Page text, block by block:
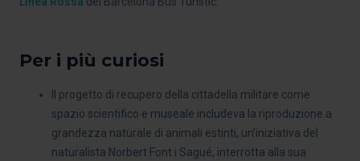
Per i più curiosi
Il progetto di recupero della cittadella militare come
spazio scientifico e museale includeva la riproduzione a
grandezza naturale di animali estinti, un’iniziativa del
naturalista Norbert Font i Sagué, interrotta alla sua